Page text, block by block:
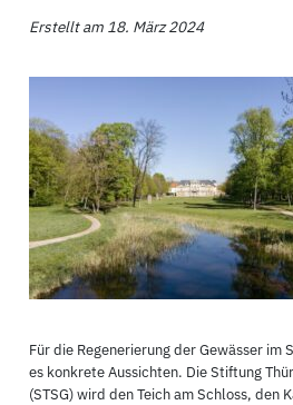
Erstellt am 18. März 2024
Für die Regenerierung der Gewässer
es konkrete Aussichten. Die Stiftung
(STSG) wird den Teich am Schloss, den